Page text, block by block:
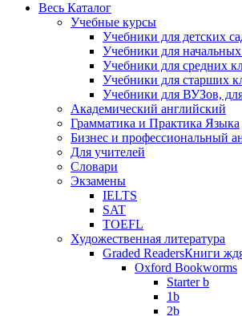
Весь Каталог
Учебные курсы
Учебники для детских
Учебники для начальных
Учебники для средних
Учебники для старших
Учебники для ВУЗов,
Академический английский
Грамматика и Практика Языка
Бизнес и профессиональный
Для учителей
Словари
Экзамены
IELTS
SAT
TOEFL
Художественная литература
Graded ReadersКниги
Oxford Bookworms
Starter b
1b
2b